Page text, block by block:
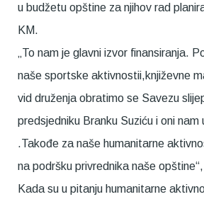
u budžetu opštine za njihov rad
KM.
„To nam je glavni izvor finansiranja.
naše sportske aktivnostii,književne
vid druženja obratimo se Savezu
predsjedniku Branku Suziću i oni nam
.Takođe za naše humanitarne
na podršku privrednika naše
Kada su u pitanju humanitarne